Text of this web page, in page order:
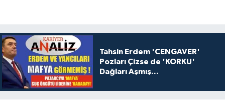
Tahsin Erdem 'CENGAVER'
Pozları Çizse de 'KORKU'
Dağları Aşmış...